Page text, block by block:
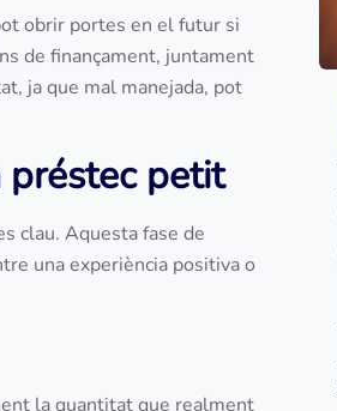
obrir portes en el futur si
de finançament, juntament
ja que mal manejada, pot
préstec petit
clau. Aquesta fase de
una experiència positiva o
la quantitat que realment